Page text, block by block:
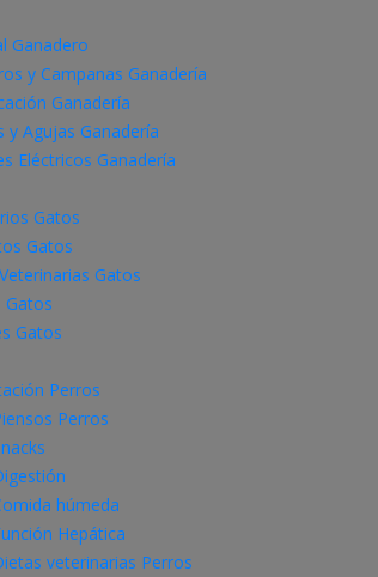
Ganadero
y Campanas Ganadería
Ganadería
y Agujas Ganadería
Eléctricos Ganadería
Gatos
Gatos
Gatos
Gatos
Gatos
Perros
Perros
húmeda
Hepática
veterinarias Perros